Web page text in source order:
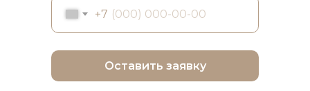
+7
Оставить заявку